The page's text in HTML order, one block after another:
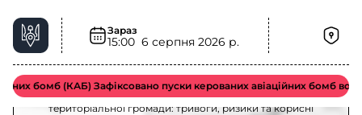
Зараз
15:00 6 серпня 2026 р.
бомб (КАБ) Зафіксовано пуски керованих авіаційних бомб
Медведівська територіальна громада –
ситуація та безпека
Актуальна інформація для мешканців Медведівської
територіальної громади: тривоги, ризики та корисні